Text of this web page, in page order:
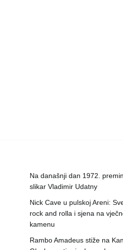
Na današnji dan 1972.
slikar Vladimir Udatny
Nick Cave u pulskoj Areni:
rock and rolla i sjena na
kamenu
Rambo Amadeus stiže na